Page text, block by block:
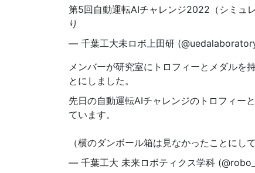
第5回自動運転AIチャレンジ2022（シミュ
り
— 千葉工大未ロボ上田研
メンバーが研究室にトロフィーとメダルを
とにしました。
先日の自動運転AIチャレンジのトロフィー
ています。
（横のダンボール箱は見なかったことにし
— 千葉工大 未来ロボティクス学科